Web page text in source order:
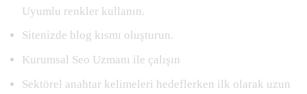
Uyumlu renkler kullanın.
Sitenizde blog kısmı oluşturun.
Kurumsal Seo Uzmanı ile çalışın
Sektörel anahtar kelimeleri hedeflerken ilk olarak uzun